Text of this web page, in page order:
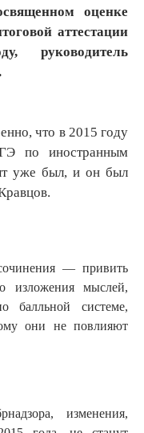
оценке
аттестации
руководитель
что в 2015 году
по иностранным
уже был, и он был
— привить
изложения мыслей,
балльной системе,
они не повлияют
изменения,